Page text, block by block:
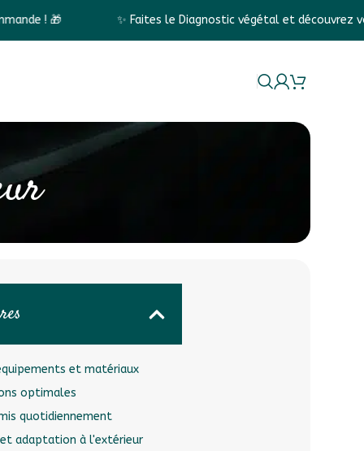
✨ Faites le Diagnostic végétal et découvrez vos conseils
et matériaux
optimales
quotidiennement
adaptation à l'extérieur